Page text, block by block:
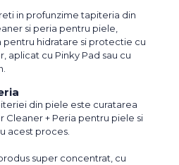
in profunzime tapiteria din
si peria pentru piele,
pentru hidratare si protectie cu
aplicat cu Pinky Pad sau cu
din piele este curatarea
Cleaner + Peria pentru piele si
acest proces.
super concentrat, cu